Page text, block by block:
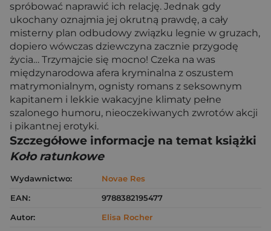
spróbować naprawić ich relację. Jednak gdy
ukochany oznajmia jej okrutną prawdę, a cały
misterny plan odbudowy związku legnie w gruzach,
dopiero wówczas dziewczyna zacznie przygodę
życia… Trzymajcie się mocno! Czeka na was
międzynarodowa afera kryminalna z oszustem
matrymonialnym, ognisty romans z seksownym
kapitanem i lekkie wakacyjne klimaty pełne
szalonego humoru, nieoczekiwanych zwrotów akcji
i pikantnej erotyki.
Szczegółowe informacje na temat książki
Koło ratunkowe
Wydawnictwo:
Novae Res
EAN:
9788382195477
Autor:
Elisa Rocher